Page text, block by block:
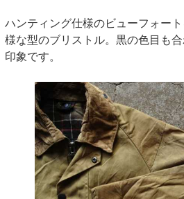
ハンティング仕様のビューフォー
様な型のブリストル。黒の色目も
印象です。